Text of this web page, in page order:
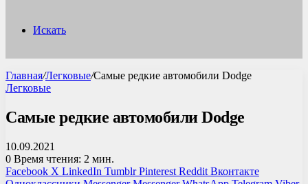
Искать
Главная/Легковые/Самые редкие автомобили Dodge
Легковые
Самые редкие автомобили Dodge
10.09.2021
0 Время чтения: 2 мин.
Facebook X LinkedIn Tumblr Pinterest Reddit Вконтакте